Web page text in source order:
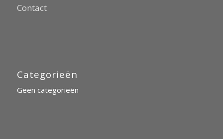
Contact
Categorieën
Geen categorieën